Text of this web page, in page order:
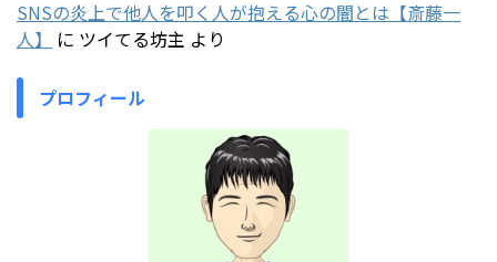
SNSの炎上で他人を叩く人が抱える心の闇とは【斎藤一
人】
に ツイてる坊主 より
プロフィール